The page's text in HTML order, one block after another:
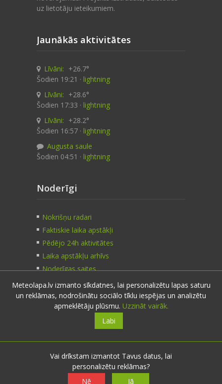
uz lietotāju ieteikumiem.
Jaunākās aktivitātes
Līvāni: +26.7°
Šodien 19:21 · lightning
Līvāni: +28.6°
Šodien 17:33 · lightning
Līvāni: +28.2°
Šodien 16:57 · lightning
Augusta saule
Šodien 04:51 · lightning
Noderīgi
Nokrišņu radari
Faktiskie laika apstākļi
Pēdējo 24h aktivitātes
Laika apstākļu arhīvs
Noderīgas saites
Kontakti
nosūti ziņu
Seko mums
Meteolapa.lv izmanto sīkdatnes, lai personalizētu lapas saturu
un reklāmas, nodrošinātu sociālo tīklu iespējas un analizētu
apmeklētāju plūsmu. Uzzināt vairāk.
Labi
Vai drīkstam izmantot Tavus datus, lai
personalizētu reklāmas?
Nē
Jā